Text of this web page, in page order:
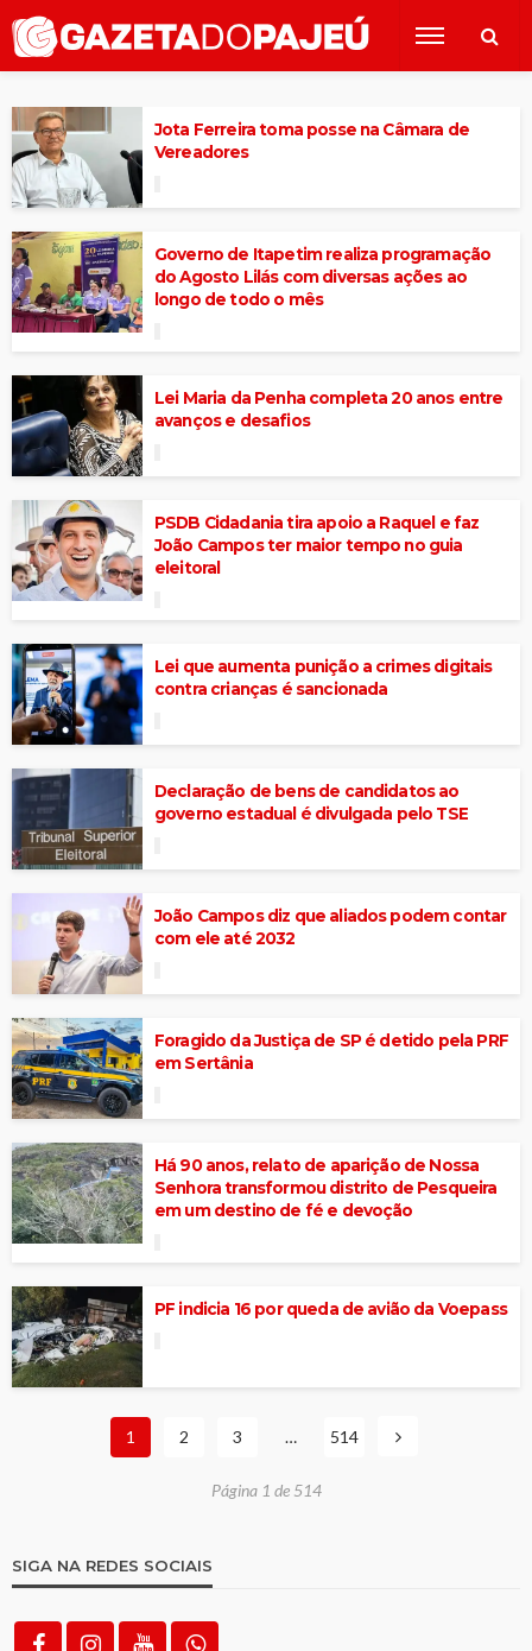
Jota Ferreira toma posse na Câmara de
Vereadores
Governo de Itapetim realiza programação
do Agosto Lilás com diversas ações ao
longo de todo o mês
Lei Maria da Penha completa 20 anos entre
avanços e desafios
PSDB Cidadania tira apoio a Raquel e faz
João Campos ter maior tempo no guia
eleitoral
Lei que aumenta punição a crimes digitais
contra crianças é sancionada
Declaração de bens de candidatos ao
governo estadual é divulgada pelo TSE
João Campos diz que aliados podem contar
com ele até 2032
Foragido da Justiça de SP é detido pela PRF
em Sertânia
Há 90 anos, relato de aparição de Nossa
Senhora transformou distrito de Pesqueira
em um destino de fé e devoção
PF indicia 16 por queda de avião da Voepass
1 2 3 … 514
Página 1 de 514
SIGA NA REDES SOCIAIS